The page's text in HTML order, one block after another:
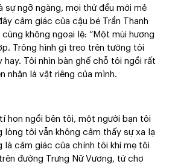
sự ngỡ ngàng, mọi thứ đều mới mẻ
cảm giác của cậu bé Trần Thanh
cũng không ngoại lệ: “Một mùi hương
Trông hình gì treo trên tường tôi
hay. Tôi nhìn bàn ghế chỗ tôi ngồi rất
nhận là vật riêng của mình.
tí hon ngồi bên tôi, một người bạn tôi
lòng tôi vẫn không cảm thấy sự xa lạ
là cảm giác của chính tôi khi mẹ tôi
đường Trưng Nữ Vương, từ chợ